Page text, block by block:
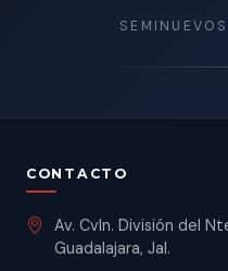
CONTACTO
Av. Cvln. División del
Guadalajara, Jal.